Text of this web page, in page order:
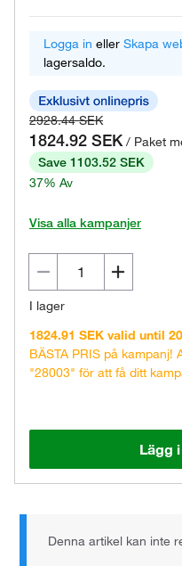
Logga in eller Skapa
lagersaldo.
2928.44 SEK
1824.92 SEK / Paket
Save 1103.52 SEK
37% Av
Visa alla kampanjer
I lager
1824.91 SEK valid until
BÄSTA PRIS på kampanj!
"28003" för att få ditt
Lägg
Denna artikel kan inte